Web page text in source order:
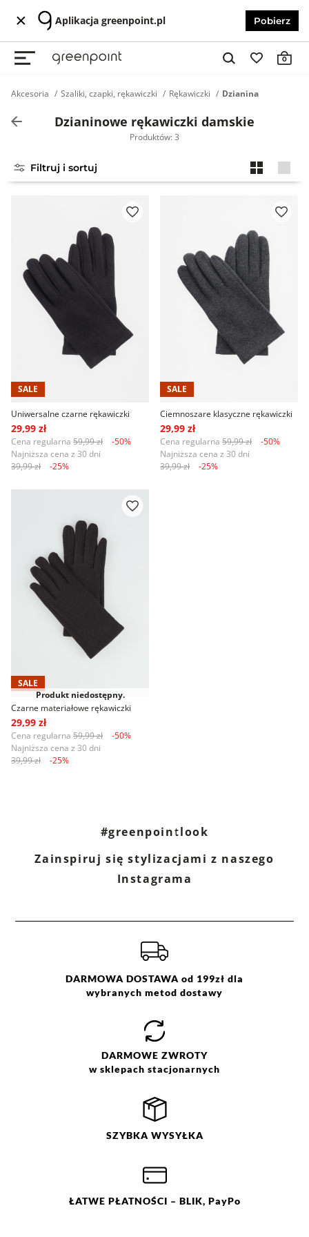
Aplikacja greenpoint.pl Pobierz
0
Akcesoria Szaliki, czapki, rękawiczki Rękawiczki Dzianina
Dzianinowe rękawiczki damskie
Produktów: 3
Filtruj i sortuj
SALE
Uniwersalne czarne rękawiczki
29,99 zł
Cena regularna 59,99 zł
-50%
Najniższa cena z 30 dni
39,99 zł
-25%
SALE
Ciemnoszare klasyczne rękawiczki
29,99 zł
Cena regularna 59,99 zł
-50%
Najniższa cena z 30 dni
39,99 zł
-25%
SALE
Produkt niedostępny.
Czarne materiałowe rękawiczki
29,99 zł
Cena regularna 59,99 zł
-50%
Najniższa cena z 30 dni
39,99 zł
-25%
#greenpointlook
Zainspiruj się stylizacjami z naszego
Instagrama
DARMOWA DOSTAWA od 199zł dla
wybranych metod dostawy
DARMOWE ZWROTY
w sklepach stacjonarnych
SZYBKA WYSYŁKA
ŁATWE PŁATNOŚCI – BLIK, PayPo